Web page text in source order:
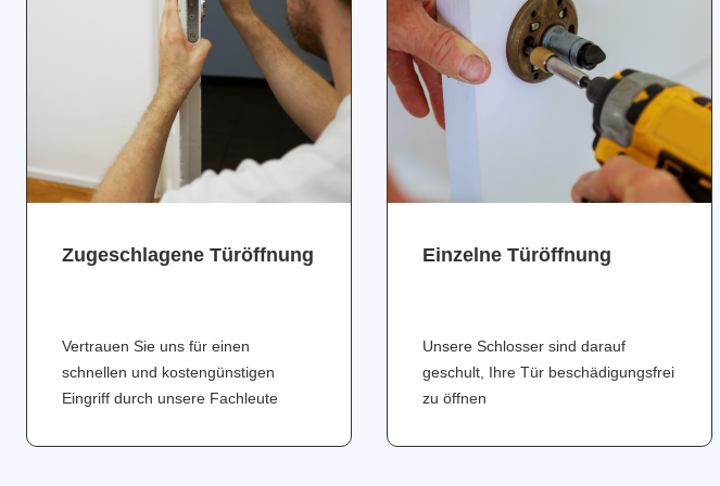
Zugeschlagene Türöffnung
Vertrauen Sie uns für einen
schnellen und kostengünstigen
Eingriff durch unsere Fachleute
Einzelne Türöffnung
Unsere Schlosser sind darauf
geschult, Ihre Tür beschädigungsfrei
zu öffnen